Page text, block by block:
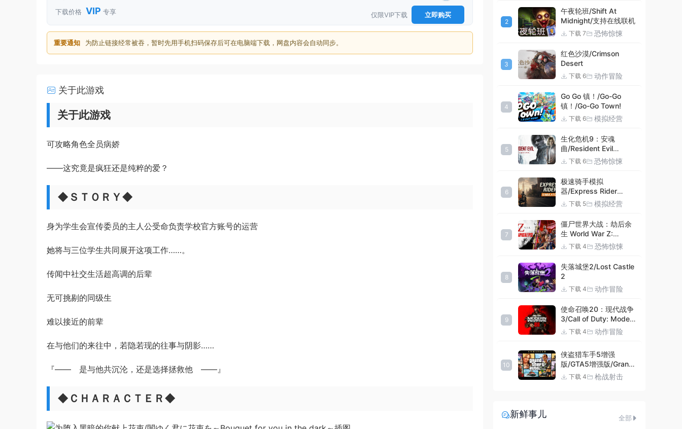
下载价格 VIP 专享 仅限VIP下载 立即购买
重要通知 为防止链接经常被吞，暂时先用手机扫码保存后可在电脑端下载，网盘内容会自动同步。
关于此游戏
关于此游戏
可攻略角色全员病娇
——这究竟是疯狂还是纯粹的爱？
◆ ＳＴＯＲＹ ◆
身为学生会宣传委员的主人公受命负责学校官方账号的运营
她将与三位学生共同展开这项工作……。
传闻中社交生活超高调的后辈
无可挑剔的同级生
难以接近的前辈
在与他们的来往中，若隐若现的往事与阴影……
​『—— 是与他共沉沦，还是选择拯救他 ——』
◆ ＣＨＡＲＡＣＴＥＲ ◆
2
午夜轮班/Shift At
Midnight/支持在线联机
下载 7 恐怖惊悚
3
红色沙漠/Crimson
Desert
下载 6 动作冒险
4
Go Go 镇！/Go-Go
镇！/Go-Go Town!
下载 6 模拟经营
5
生化危机9：安魂
曲/Resident Evil
Requiem
下载 6 恐怖惊悚
6
极速骑手模拟
器/Express Rider
Simulator
下载 5 模拟经营
7
僵尸世界大战：劫后余
生 World War Z:
Aftermath |官方中文
09.27.24 v20240924
集成DLCs 赠多项修改器
+赠999等级.荣誉技能.
紫色荣誉头框.荣誉枪械
技能.解锁存档 解压即玩
下载 4 恐怖惊悚
8
失落城堡2/Lost Castle
2
下载 4 动作冒险
9
使命召唤20：现代战争
3/Call of Duty: Modern
Warfare III
下载 4 动作冒险
10
侠盗猎车手5增强
版/GTA5增强版/Grand
Theft Auto V
下载 4 枪战射击
新鲜事儿 全部